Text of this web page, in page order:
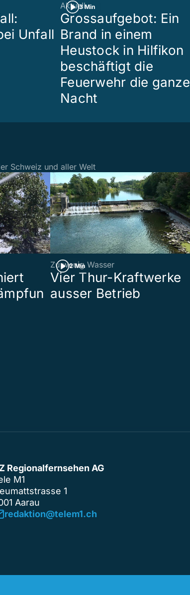
Unfall
3 Min
Aktuell
Grossaufgebot: Ein
Brand in einem
Heustock in Hilfikon
beschäftigt die
Feuerwehr die ganze
Nacht
Schweiz und aller Welt
2 Min
Zu wenig Wasser
Vier Thur-Kraftwerke
ausser Betrieb
Regionalfernsehen AG
M1
1
Aarau
redaktion@telem1.ch